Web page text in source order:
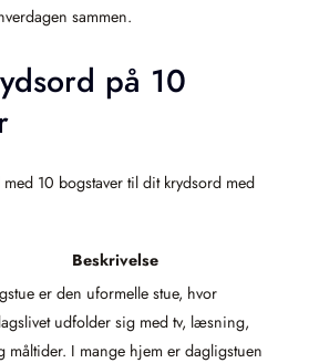
sammen.
på 10
10 bogstaver til dit krydsord med
Beskrivelse
er den uformelle stue, hvor
udfolder sig med tv, læsning,
måltider. I mange hjem er dagligstuen